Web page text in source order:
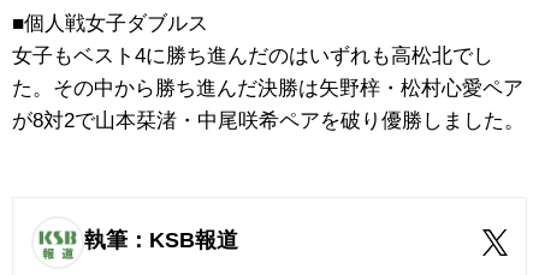
■個人戦女子ダブルス
女子もベスト4に勝ち進んだのはいずれも高松北でし
た。その中から勝ち進んだ決勝は矢野梓・松村心愛ペア
が8対2で山本栞渚・中尾咲希ペアを破り優勝しました。
執筆：KSB報道